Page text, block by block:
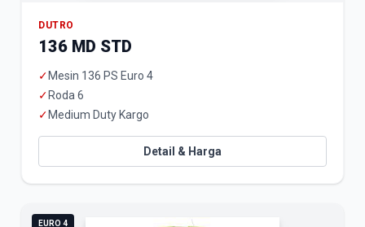
DUTRO
136 MD STD
✓ Mesin 136 PS Euro 4
✓ Roda 6
✓ Medium Duty Kargo
Detail & Harga
EURO 4